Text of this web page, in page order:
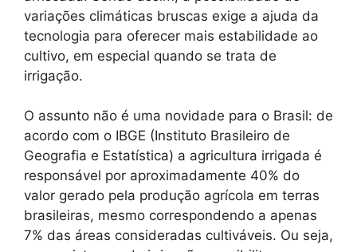
variações climáticas bruscas exige a ajuda da
tecnologia para oferecer mais estabilidade ao
cultivo, em especial quando se trata de
irrigação.
O assunto não é uma novidade para o Brasil: de
acordo com o IBGE (Instituto Brasileiro de
Geografia e Estatística) a agricultura irrigada é
responsável por aproximadamente 40% do
valor gerado pela produção agrícola em terras
brasileiras, mesmo correspondendo a apenas
7% das áreas consideradas cultiváveis. Ou seja,